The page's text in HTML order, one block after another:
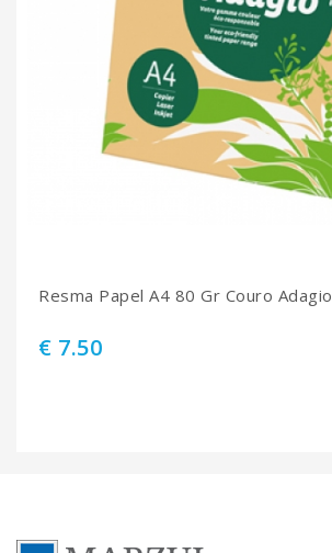
Resma Papel A4 80 Gr Couro Adagio
€ 7.50